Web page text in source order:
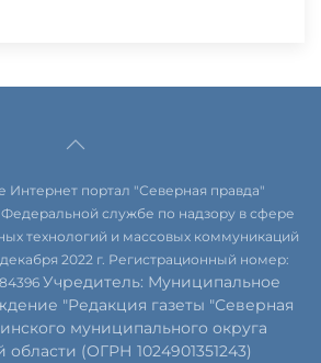
Интернет портал "Северная правда"
Федеральной службе по надзору в сфере
технологий и массовых коммуникаций
2022 г. Регистрационный номер:
Учредитель: Муниципальное
"Редакция газеты "Северная
муниципального округа
области (ОГРН 1024901351243)